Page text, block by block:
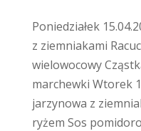
Poniedziałek
z ziemniakami
wielowocowy
marchewki Wtorek
jarzynowa z
ryżem Sos